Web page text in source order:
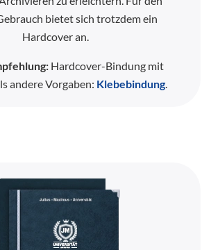
bietet sich trotzdem ein
Hardcover an.
Hardcover-Bindung mit
andere Vorgaben: Klebebindung.